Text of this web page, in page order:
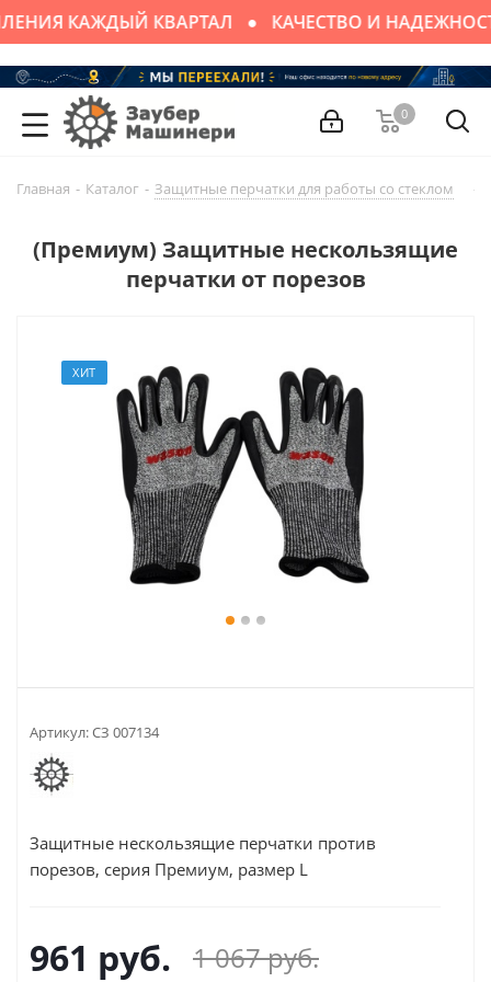
КАЖДЫЙ КВАРТАЛ КАЧЕСТВО И
0
Главная - Каталог - Защитные перчатки для работы со стеклом -
(Премиум) Защитные нескользящие
перчатки от порезов
ХИТ
Артикул:СЗ 007134
Защитные нескользящие перчатки против
порезов, серия Премиум, размер L
961 руб. 1 067руб.